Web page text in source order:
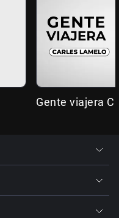
Gente viajera